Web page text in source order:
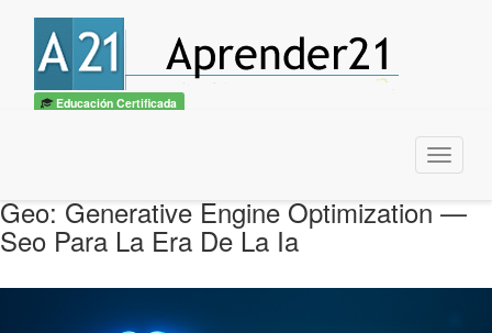
Educación Certificada
Menu
Geo: Generative Engine Optimization —
Seo Para La Era De La Ia